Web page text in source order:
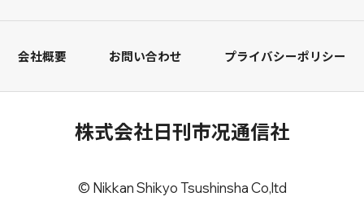
会社概要 お問い合わせ プライバシーポリシー
株式会社日刊市况通信社
© Nikkan Shikyo Tsushinsha Co,ltd